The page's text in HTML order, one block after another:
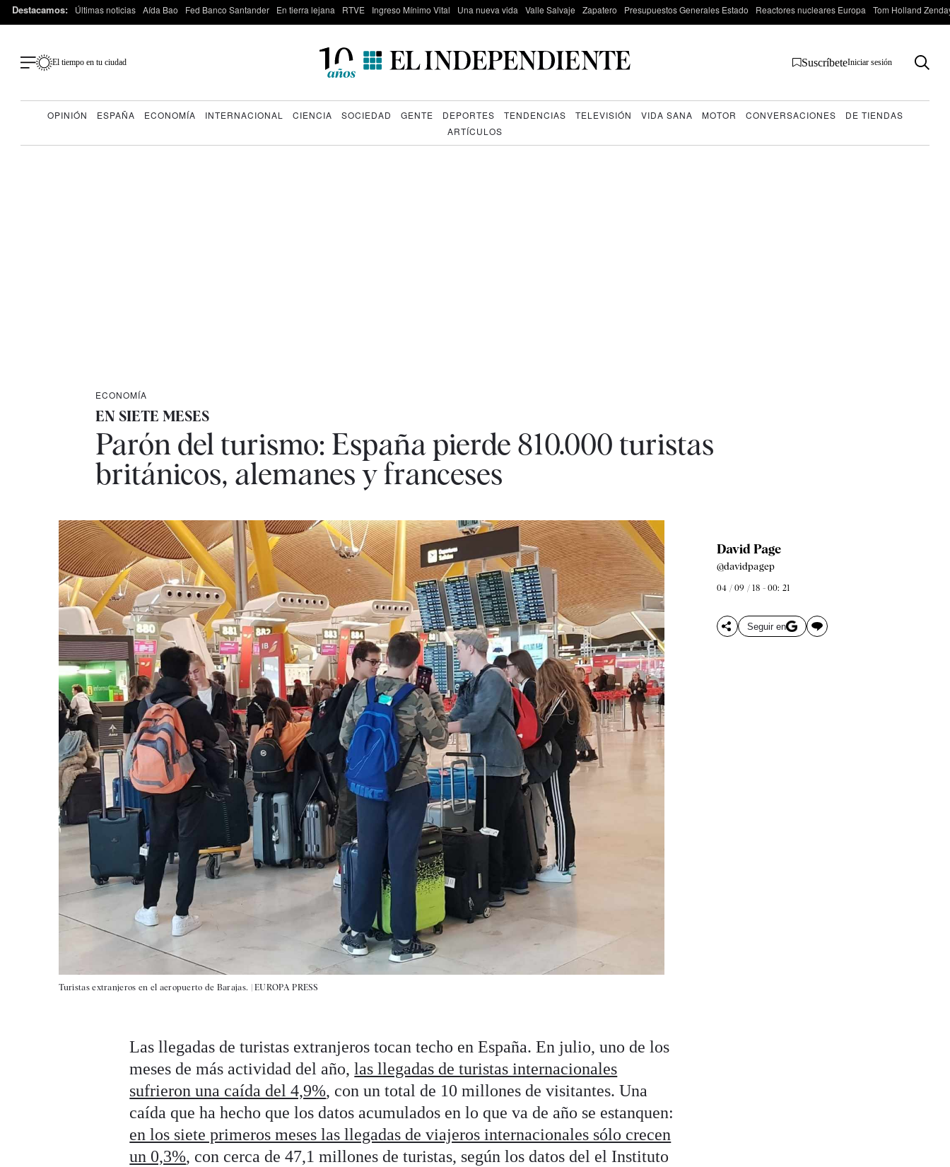
Destacamos: Últimas noticias Aída Bao Fed Banco Santander En tierra lejana RTVE Ingreso Mínimo Vital Una nueva vida Valle Salvaje Zapatero Presupuestos Generales Estado Reactores nucleares Europa Tom Holland
El tiempo en tu ciudad SuscríbeteIniciar sesión
OPINIÓN ESPAÑA ECONOMÍA INTERNACIONAL CIENCIA SOCIEDAD GENTE DEPORTES TENDENCIAS TELEVISIÓN VIDA SANA MOTOR CONVERSACIONES
DE TIENDAS
ARTÍCULOS
ECONOMÍA
EN SIETE MESES
Parón del turismo: España pierde 810.000 turistas
británicos, alemanes y franceses
Turistas extranjeros en el aeropuerto de Barajas. |EUROPA PRESS
David Page
@davidpagep
04 / 09 / 18 - 00: 21
Seguir en
Las llegadas de turistas extranjeros tocan techo en España. En julio, uno de los
meses de más actividad del año,las llegadas de turistas internacionales
sufrieron una caída del 4,9%, con un total de 10 millones de visitantes. Una
caída que ha hecho que los datos acumulados en lo que va de año se estanquen:
en los siete primeros meses las llegadas de viajeros internacionales sólo crecen
un 0,3%, con cerca de 47,1 millones de turistas, según los datos del el Instituto